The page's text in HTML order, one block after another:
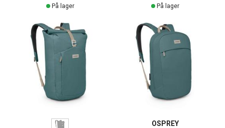
På lager På lager
OSPREY